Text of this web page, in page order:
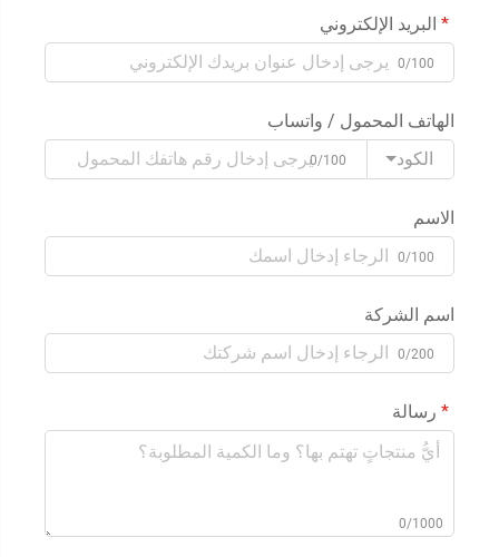
البريد الإلكتروني
0/100
الهاتف المحمول / واتساب
الكود
0/100
الاسم
0/100
اسم الشركة
0/200
رسالة
0/1000